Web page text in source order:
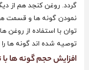
گردد. روغن کنجد هم از
نمودن گونه ها و قسمت
توان با استفاده از
توصیه شده اند گونه ها
افزایش حجم گونه ها